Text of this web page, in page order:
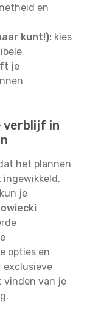
en
kunt!): kies
je
verblijf in
het plannen
ingewikkeld.
je
opties en
exclusieve
vinden van je